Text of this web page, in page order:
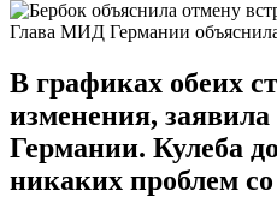
Глава МИД Германии
В графиках обеих
изменения,
Германии. Кулеба
никаких проблем со